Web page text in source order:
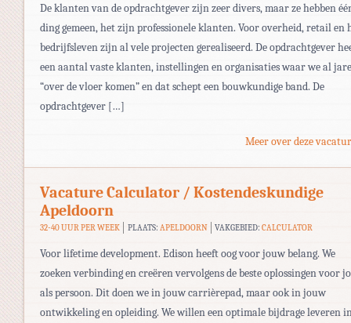
De klanten van de opdrachtgever zijn zeer divers, maar ze hebben
ding gemeen, het zijn professionele klanten. Voor overheid, retail en
bedrijfsleven zijn al vele projecten gerealiseerd. De opdrachtgever
een aantal vaste klanten, instellingen en organisaties waar we al
“over de vloer komen” en dat schept een bouwkundige band. De
opdrachtgever […]
Meer over deze
Vacature Calculator / Kostendeskundige
Apeldoorn
32-40 UUR PER WEEK PLAATS: APELDOORN VAKGEBIED:CALCULATOR
Voor lifetime development. Edison heeft oog voor jouw belang. We
zoeken verbinding en creëren vervolgens de beste oplossingen voor
als persoon. Dit doen we in jouw carrièrepad, maar ook in jouw
ontwikkeling en opleiding. We willen een optimale bijdrage leveren